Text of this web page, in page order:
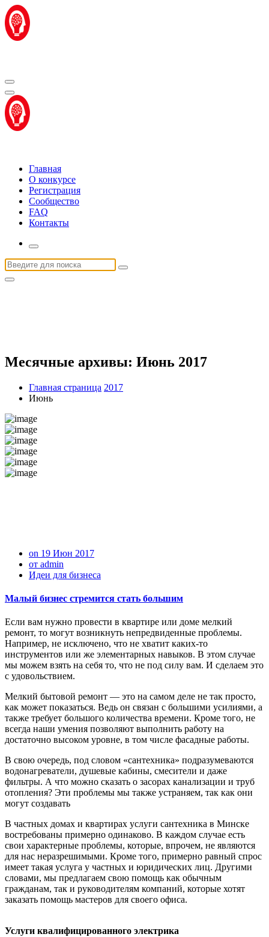
Перейти
к
содержимому
Главная
О конкурсе
Регистрация
Сообщество
FAQ
Контакты
Искать:
Месячные архивы: Июнь 2017
Главная страница 2017
Июнь
on 19 Июн 2017
от admin
Идеи для бизнеса
Малый бизнес стремится стать большим
Если вам нужно провести в квартире или доме мелкий
ремонт, то могут возникнуть непредвиденные проблемы.
Например, не исключено, что не хватит каких-то
инструментов или же элементарных навыков. В этом случае
мы можем взять на себя то, что не под силу вам. И сделаем это
с удовольствием.
Мелкий бытовой ремонт — это на самом деле не так просто,
как может показаться. Ведь он связан с большими усилиями, а
также требует большого количества времени. Кроме того, не
всегда наши умения позволяют выполнить работу на
достаточно высоком уровне, в том числе фасадные работы.
В свою очередь, под словом «сантехника» подразумеваются
водонагреватели, душевые кабины, смесители и даже
фильтры. А что можно сказать о засорах канализации и труб
отопления? Эти проблемы мы также устраняем, так как они
могут создавать
В частных домах и квартирах услуги сантехника в Минске
востребованы примерно одинаково. В каждом случае есть
свои характерные проблемы, которые, впрочем, не являются
для нас неразрешимыми. Кроме того, примерно равный спрос
имеет такая услуга у частных и юридических лиц. Другими
словами, мы предлагаем свою помощь как обычным
гражданам, так и руководителям компаний, которые хотят
заказать помощь мастеров для своего офиса.
Услуги квалифицированного электрика